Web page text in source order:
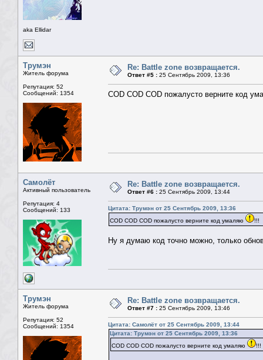
aka Ellidar
Трумэн
Житель форума
Репутация: 52
Сообщений: 1354
Re: Battle zone возвращается.
Ответ #5 : 25 Сентябрь 2009, 13:36
COD COD COD пожалусто верните код
Самолёт
Активный пользователь
Репутация: 4
Сообщений: 133
Re: Battle zone возвращается.
Ответ #6 : 25 Сентябрь 2009, 13:44
Цитата: Трумэн от 25 Сентябрь 2009, 13:36
COD COD COD пожалусто верните код умаляю
!!!
Ну я думаю код точно можно, только
Трумэн
Житель форума
Репутация: 52
Сообщений: 1354
Re: Battle zone возвращается.
Ответ #7 : 25 Сентябрь 2009, 13:46
Цитата: Самолёт от 25 Сентябрь 2009, 13:44
Цитата: Трумэн от 25 Сентябрь 2009, 13:36
COD COD COD пожалусто верните код умаляю
!!!